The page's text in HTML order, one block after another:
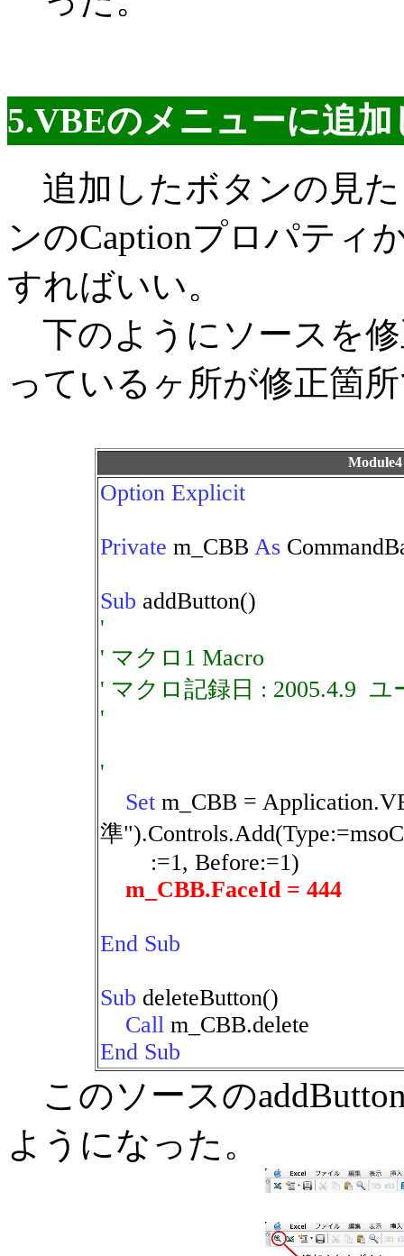
5.VBEのメニューに追
追加したボタンの見
ンのCaptionプロパティ
すればいい。
下のようにソースを
っているヶ所が修正箇
Option Explicit
Private m_CBB As
Sub addButton()
'
' マクロ1 Macro
' マクロ記録日 : 2005.4.9 ユ
'
'
Setm_CBB =
準
:=1, Before:=1)
m_CBB.FaceId = 444
End Sub
Sub deleteButton()
Callm_CBB.delete
End Sub
このソースの
ようになった。